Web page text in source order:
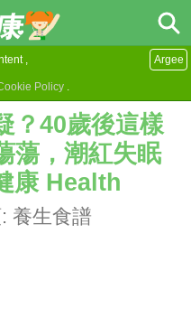
,
Policy .
Argee
？40歲後這樣
蕩，潮紅失眠
康 Health
養生食譜